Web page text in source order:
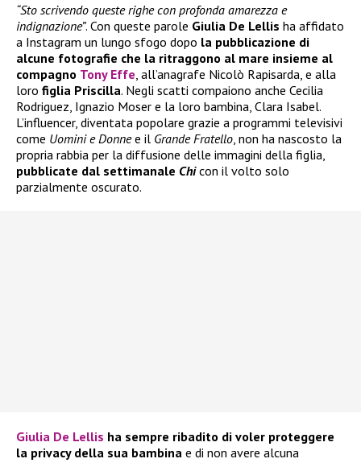
“Sto scrivendo queste righe con profonda amarezza e
indignazione”. Con queste parole Giulia De Lellis ha affidato
a Instagram un lungo sfogo dopo la pubblicazione di
alcune fotografie che la ritraggono al mare insieme al
compagno Tony Effe , all’anagrafe Nicolò Rapisarda, e alla
loro figlia Priscilla. Negli scatti compaiono anche Cecilia
Rodriguez, Ignazio Moser e la loro bambina, Clara Isabel.
L’influencer, diventata popolare grazie a programmi televisivi
come Uomini e Donnee il Grande Fratello , non ha nascosto la
propria rabbia per la diffusione delle immagini della figlia,
pubblicate dal settimanale Chicon il volto solo
parzialmente oscurato.
Giulia De Lellis ha sempre ribadito di voler proteggere
la privacy della sua bambina e di non avere alcuna